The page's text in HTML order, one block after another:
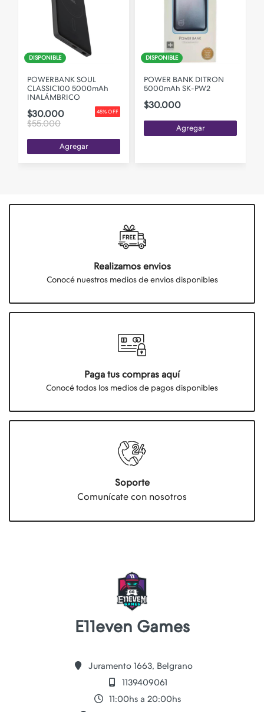
DISPONIBLE
POWERBANK SOUL
CLASSIC100 5000mAh
INALÁMBRICO
45% OFF
$30.000
$55.000
Agregar
DISPONIBLE
POWER BANK DITRON
5000mAh SK-PW2
$30.000
Agregar
Realizamos envios
Conocé nuestros medios de envios disponibles
Paga tus compras aquí
Conocé todos los medios de pagos disponibles
Soporte
Comunícate con nosotros
E11even Games
Juramento 1663, Belgrano
1139409061
11:00hs a 20:00hs